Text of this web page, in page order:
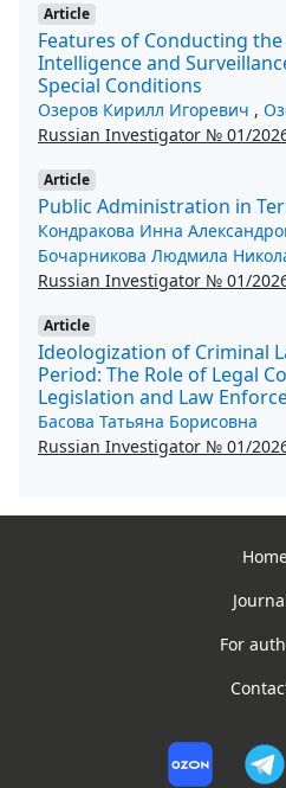
Article
Features of Conducting
Intelligence and
Special Conditions
Озеров Кирилл Игоревич ,
Russian Investigator № 01/
Article
Public Administration in
Кондракова Инна
Бочарникова Людмила
Russian Investigator № 01/
Article
Ideologization of Criminal
Period: The Role of Legal
Legislation and Law
Басова Татьяна Борисовна
Russian Investigator № 01/
For